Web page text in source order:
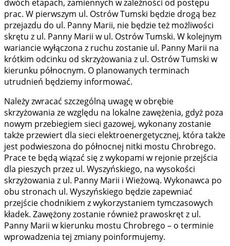
dwóch etapach, zamiennych w zależności od postępu
prac. W pierwszym ul. Ostrów Tumski będzie drogą bez
przejazdu do ul. Panny Marii, nie będzie też możliwości
skrętu z ul. Panny Marii w ul. Ostrów Tumski. W kolejnym
wariancie wyłączona z ruchu zostanie ul. Panny Marii na
krótkim odcinku od skrzyżowania z ul. Ostrów Tumski w
kierunku północnym. O planowanych terminach
utrudnień będziemy informować.
Należy zwracać szczególną uwagę w obrębie
skrzyżowania ze względu na lokalne zawężenia, gdyż poza
nowym przebiegiem sieci gazowej, wykonany zostanie
także przewiert dla sieci elektroenergetycznej, która także
jest podwieszona do północnej nitki mostu Chrobrego.
Prace te będą wiązać się z wykopami w rejonie przejścia
dla pieszych przez ul. Wyszyńskiego, na wysokości
skrzyżowania z ul. Panny Marii i Wieżową. Wykonawca po
obu stronach ul. Wyszyńskiego będzie zapewniać
przejście chodnikiem z wykorzystaniem tymczasowych
kładek. Zawężony zostanie również prawoskręt z ul.
Panny Marii w kierunku mostu Chrobrego – o terminie
wprowadzenia tej zmiany poinformujemy.